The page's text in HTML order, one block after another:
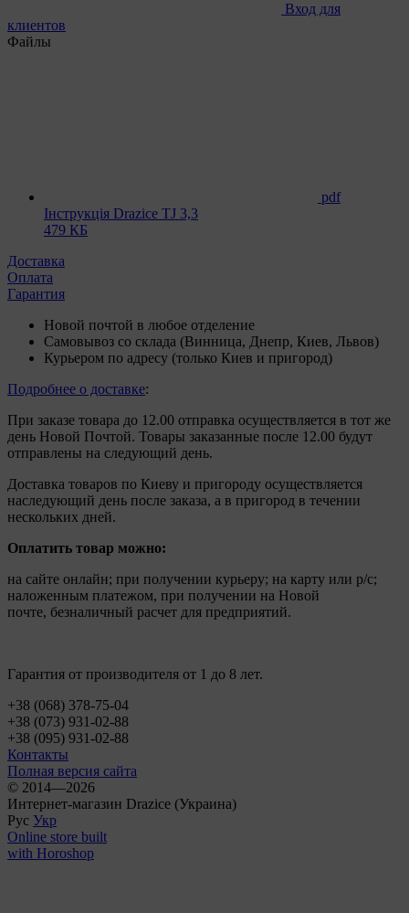
Вход для
клиентов
Файлы
pdf
Інструкція Drazice TJ 3,3
479 КБ
Доставка
Оплата
Гарантия
Новой почтой в любое отделение
Самовывоз со склада (Винница, Днепр, Киев, Львов)
Курьером по адресу (только Киев и пригород)
Подробнее о доставке:
При заказе товара до 12.00 отправка осуществляется в тот же
день Новой Почтой. Товары заказанные после 12.00 будут
отправлены на следующий день.
Доставка товаров по Киеву и пригороду осуществляется
наследующий день после заказа, а в пригород в течении
нескольких дней.
Оплатить товар можно:
на сайте онлайн; при получении курьеру; на карту или р/с;
наложенным платежом, при получении на Новой
почте, безналичный расчет для предприятий.
Гарантия от производителя от 1 до 8 лет.
+38 (068) 378-75-04
+38 (073) 931-02-88
+38 (095) 931-02-88
Контакты
Полная версия сайта
© 2014—2026
Интернет-магазин Drazice (Украина)
Рус Укр
Online store built
with Horoshop